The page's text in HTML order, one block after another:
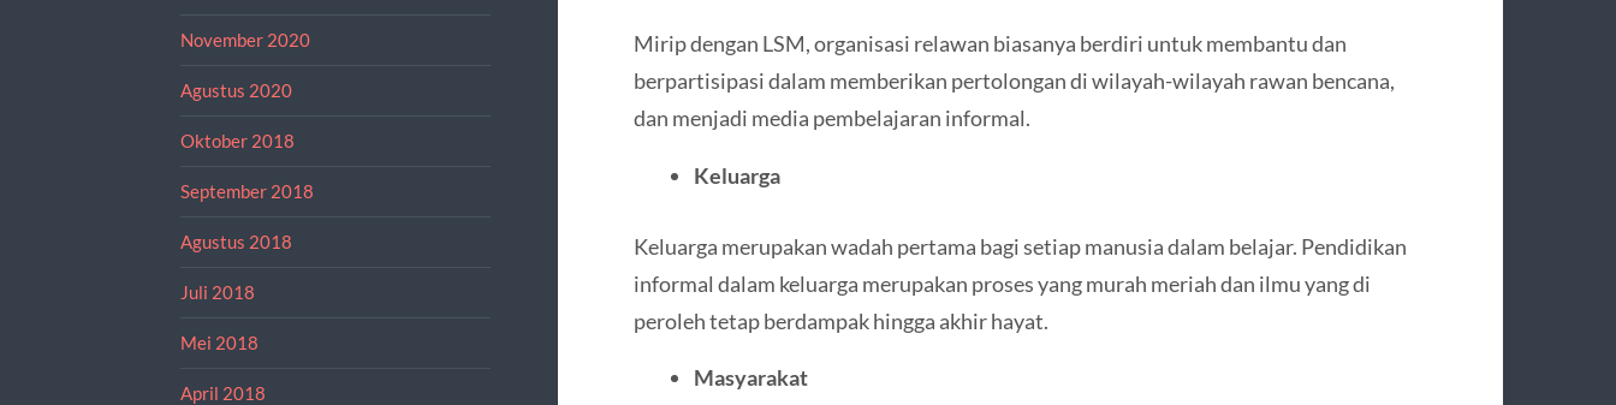
November 2020
Agustus 2020
Oktober 2018
September 2018
Agustus 2018
Juli 2018
Mei 2018
April 2018
Mirip dengan LSM, organisasi relawan biasanya berdiri untuk membantu dan
berpartisipasi dalam memberikan pertolongan di wilayah-wilayah rawan bencana,
dan menjadi media pembelajaran informal.
Keluarga
Keluarga merupakan wadah pertama bagi setiap manusia dalam belajar. Pendidikan
informal dalam keluarga merupakan proses yang murah meriah dan ilmu yang di
peroleh tetap berdampak hingga akhir hayat.
Masyarakat